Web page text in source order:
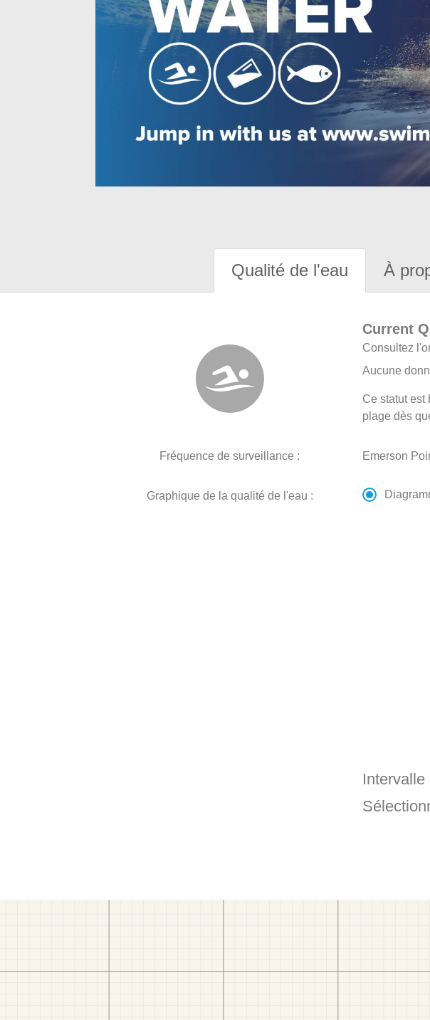
Qualité de l'eau À
Current
Consultez
Aucune
Ce statut est
plage dès
Fréquence de surveillance : Emerson
Graphique de la qualité de l'eau :
Intervalle